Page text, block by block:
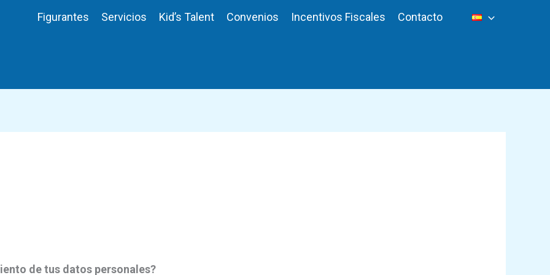
Figurantes Servicios Kid’s Talent Convenios Incentivos Fiscales Contacto
de tus datos personales?